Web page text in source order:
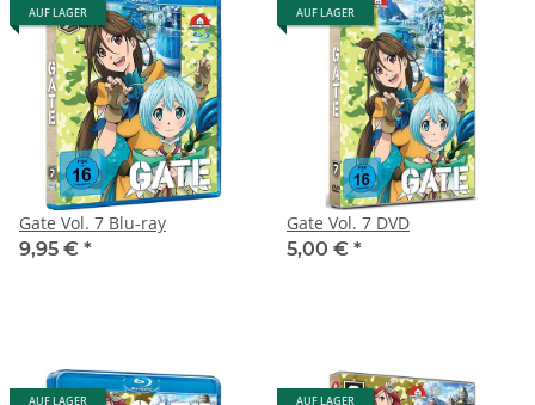
AUF LAGER
Gate Vol. 7 Blu-ray
9,95 € *
AUF LAGER
Gate Vol. 7 DVD
5,00 € *
AUF LAGER AUF LAGER